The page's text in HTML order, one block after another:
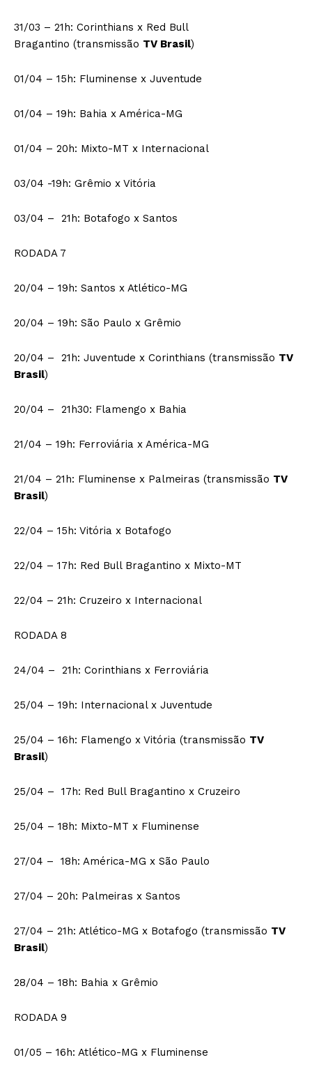
31/03 – 21h: Corinthians x Red Bull
Bragantino (transmissão TV Brasil)
01/04 – 15h: Fluminense x Juventude
01/04 – 19h: Bahia x América-MG
01/04 – 20h: Mixto-MT x Internacional
03/04 -19h: Grêmio x Vitória
03/04 – 21h: Botafogo x Santos
RODADA 7
20/04 – 19h: Santos x Atlético-MG
20/04 – 19h: São Paulo x Grêmio
20/04 – 21h: Juventude x Corinthians (transmissão TV
Brasil)
20/04 – 21h30: Flamengo x Bahia
21/04 – 19h: Ferroviária x América-MG
21/04 – 21h: Fluminense x Palmeiras (transmissão TV
Brasil)
22/04 – 15h: Vitória x Botafogo
22/04 – 17h: Red Bull Bragantino x Mixto-MT
22/04 – 21h: Cruzeiro x Internacional
RODADA 8
24/04 – 21h: Corinthians x Ferroviária
25/04 – 19h: Internacional x Juventude
25/04 – 16h: Flamengo x Vitória (transmissão TV
Brasil)
25/04 – 17h: Red Bull Bragantino x Cruzeiro
25/04 – 18h: Mixto-MT x Fluminense
27/04 – 18h: América-MG x São Paulo
27/04 – 20h: Palmeiras x Santos
27/04 – 21h: Atlético-MG x Botafogo (transmissão TV
Brasil)
28/04 – 18h: Bahia x Grêmio
RODADA 9
01/05 – 16h: Atlético-MG x Fluminense